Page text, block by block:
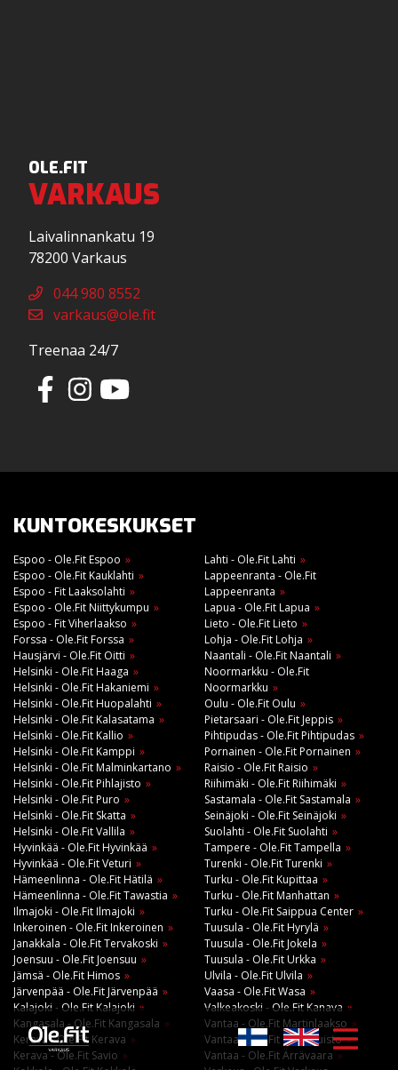
OLE.FIT
VARKAUS
Laivalinnankatu 19
78200 Varkaus
044 980 8552
varkaus@ole.fit
Treenaa 24/7
KUNTOKESKUKSET
Espoo - Ole.Fit Espoo
Espoo - Ole.Fit Kauklahti
Espoo - Fit Laaksolahti
Espoo - Ole.Fit Niittykumpu
Espoo - Fit Viherlaakso
Forssa - Ole.Fit Forssa
Hausjärvi - Ole.Fit Oitti
Helsinki - Ole.Fit Haaga
Helsinki - Ole.Fit Hakaniemi
Helsinki - Ole.Fit Huopalahti
Helsinki - Ole.Fit Kalasatama
Helsinki - Ole.Fit Kallio
Helsinki - Ole.Fit Kamppi
Helsinki - Ole.Fit Malminkartano
Helsinki - Ole.Fit Pihlajisto
Helsinki - Ole.Fit Puro
Helsinki - Ole.Fit Skatta
Helsinki - Ole.Fit Vallila
Hyvinkää - Ole.Fit Hyvinkää
Hyvinkää - Ole.Fit Veturi
Hämeenlinna - Ole.Fit Hätilä
Hämeenlinna - Ole.Fit Tawastia
Ilmajoki - Ole.Fit Ilmajoki
Inkeroinen - Ole.Fit Inkeroinen
Janakkala - Ole.Fit Tervakoski
Joensuu - Ole.Fit Joensuu
Jämsä - Ole.Fit Himos
Järvenpää - Ole.Fit Järvenpää
Kalajoki - Ole.Fit Kalajoki
Kangasala - Ole.Fit Kangasala
Kerava - Ole.Fit Kerava
Kerava - Ole.Fit Savio
Lahti - Ole.Fit Lahti
Lappeenranta - Ole.Fit
Lappeenranta
Lapua - Ole.Fit Lapua
Lieto - Ole.Fit Lieto
Lohja - Ole.Fit Lohja
Naantali - Ole.Fit Naantali
Noormarkku - Ole.Fit
Noormarkku
Oulu - Ole.Fit Oulu
Pietarsaari - Ole.Fit Jeppis
Pihtipudas - Ole.Fit Pihtipudas
Pornainen - Ole.Fit Pornainen
Raisio - Ole.Fit Raisio
Riihimäki - Ole.Fit Riihimäki
Sastamala - Ole.Fit Sastamala
Seinäjoki - Ole.Fit Seinäjoki
Suolahti - Ole.Fit Suolahti
Tampere - Ole.Fit Tampella
Turenki - Ole.Fit Turenki
Turku - Ole.Fit Kupittaa
Turku - Ole.Fit Manhattan
Turku - Ole.Fit Saippua Center
Tuusula - Ole.Fit Hyrylä
Tuusula - Ole.Fit Jokela
Tuusula - Ole.Fit Urkka
Ulvila - Ole.Fit Ulvila
Vaasa - Ole.Fit Wasa
Valkeakoski - Ole.Fit Kanava
Vantaa - Ole.Fit Martinlaakso
Vantaa - Ole.Fit Porttipuisto
Vantaa - Ole.Fit Ärrävaara